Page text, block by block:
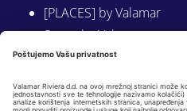
[PLACES] by Valamar
Sunny by Valamar
Valamar Camping
Istraži na Valamar.com